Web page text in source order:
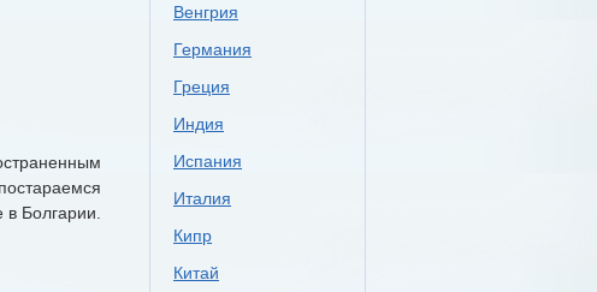
Болгарии.
Венгрия
Германия
Греция
Индия
Испания
Италия
Кипр
Китай